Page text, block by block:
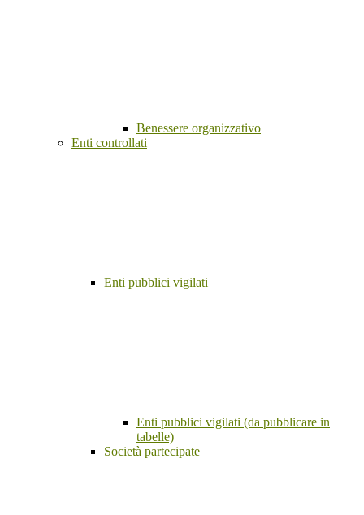
Benessere organizzativo
Enti controllati
Enti pubblici vigilati
Enti pubblici vigilati (da pubblicare in
tabelle)
Società partecipate